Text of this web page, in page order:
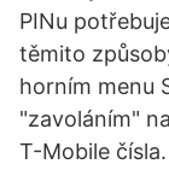
PINu
těmito
horním menu
"zavoláním"
T-Mobile